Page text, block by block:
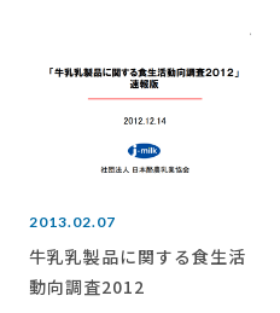
2013.02.07
牛乳乳製品に関する食生活
動向調査2012